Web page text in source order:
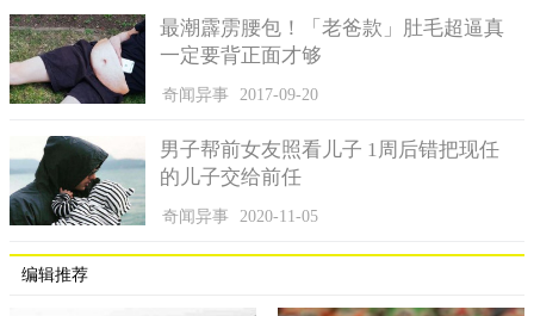
最潮霹雳腰包！「老爸款」肚毛超逼真
一定要背正面才够
奇闻异事 2017-09-20
男子帮前女友照看儿子 1周后错把现任
的儿子交给前任
奇闻异事 2020-11-05
编辑推荐